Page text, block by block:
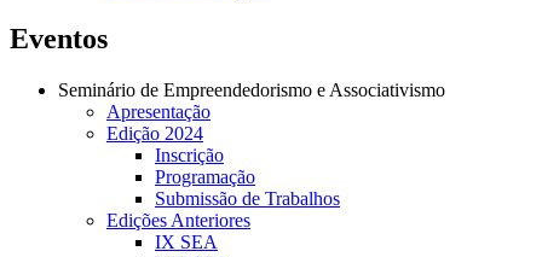
Eventos
Seminário de Empreendedorismo e Associativismo
Apresentação
Edição 2024
Inscrição
Programação
Submissão de Trabalhos
Edições Anteriores
IX SEA